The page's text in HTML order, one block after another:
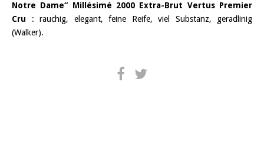
Notre Dame“ Millésimé 2000 Extra-Brut Vertus Premier
Cru : rauchig, elegant, feine Reife, viel Substanz, geradlinig
(Walker).